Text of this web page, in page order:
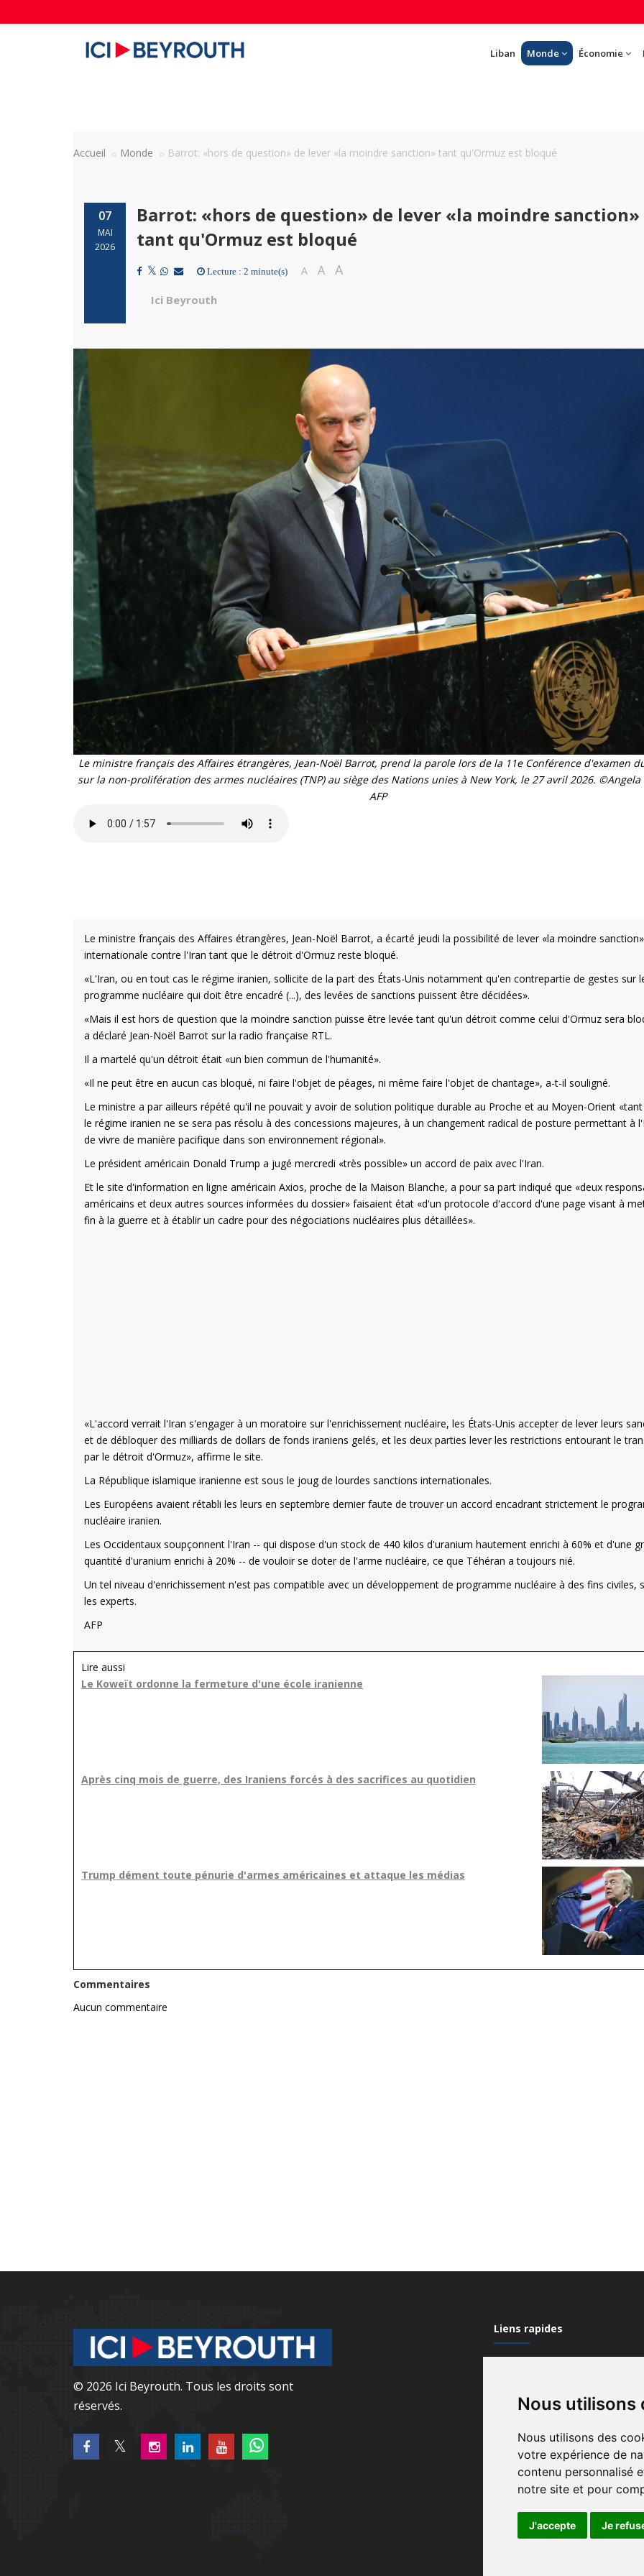
Nous utilisons
Nous utilisons des
votre expérience de
contenu personnalisé
notre site et pour
J'accepte Je
Liban Monde Économie
Accueil Monde Barrot: «hors de question» de lever «la moindre sanction» tant qu'Ormuz est bloqué
07
MAI
2026
Barrot: «hors de question» de lever «la moindre sanction»
tant qu'Ormuz est bloqué
Lecture : 2 minute(s) A A A
Ici Beyrouth
Le ministre français des Affaires étrangères, Jean-Noël Barrot, prend la parole lors de la 11e Conférence d'examen
sur la non-prolifération des armes nucléaires (TNP) au siège des Nations unies à New York, le 27 avril 2026. ©Angela
AFP
Le ministre français des Affaires étrangères, Jean-Noël Barrot, a écarté jeudi la possibilité de lever «la moindre sanction»
internationale contre l'Iran tant que le détroit d'Ormuz reste bloqué.
«L'Iran, ou en tout cas le régime iranien, sollicite de la part des États-Unis notamment qu'en contrepartie de gestes sur
programme nucléaire qui doit être encadré (...), des levées de sanctions puissent être décidées».
«Mais il est hors de question que la moindre sanction puisse être levée tant qu'un détroit comme celui d'Ormuz sera
a déclaré Jean-Noël Barrot sur la radio française RTL.
Il a martelé qu'un détroit était «un bien commun de l'humanité».
«Il ne peut être en aucun cas bloqué, ni faire l'objet de péages, ni même faire l'objet de chantage», a-t-il souligné.
Le ministre a par ailleurs répété qu'il ne pouvait y avoir de solution politique durable au Proche et au Moyen-Orient
le régime iranien ne se sera pas résolu à des concessions majeures, à un changement radical de posture permettant à
de vivre de manière pacifique dans son environnement régional».
Le président américain Donald Trump a jugé mercredi «très possible» un accord de paix avec l'Iran.
Et le site d'information en ligne américain Axios, proche de la Maison Blanche, a pour sa part indiqué que «deux
américains et deux autres sources informées du dossier» faisaient état «d'un protocole d'accord d'une page visant à
fin à la guerre et à établir un cadre pour des négociations nucléaires plus détaillées».
«L'accord verrait l'Iran s'engager à un moratoire sur l'enrichissement nucléaire, les États-Unis accepter de lever leurs
et de débloquer des milliards de dollars de fonds iraniens gelés, et les deux parties lever les restrictions entourant le
par le détroit d'Ormuz», affirme le site.
La République islamique iranienne est sous le joug de lourdes sanctions internationales.
Les Européens avaient rétabli les leurs en septembre dernier faute de trouver un accord encadrant strictement le
nucléaire iranien.
Les Occidentaux soupçonnent l'Iran -- qui dispose d'un stock de 440 kilos d'uranium hautement enrichi à 60% et d'une
quantité d'uranium enrichi à 20% -- de vouloir se doter de l'arme nucléaire, ce que Téhéran a toujours nié.
Un tel niveau d'enrichissement n'est pas compatible avec un développement de programme nucléaire à des fins civiles,
les experts.
AFP
Lire aussi
Le Koweït ordonne la fermeture d'une école iranienne
Après cinq mois de guerre, des Iraniens forcés à des sacrifices au quotidien
Trump dément toute pénurie d'armes américaines et attaque les médias
Commentaires
Aucun commentaire
© 2026 Ici Beyrouth. Tous les droits sont
réservés.
Liens rapides
Contactez-nous
Recrutement
Gérez vos cookies
Conditions générales